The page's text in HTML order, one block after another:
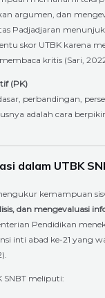
argumen, dan
Padjadjaran
skor UTBK karena
kritis (Sari,
(PK)
perbandingan,
adalah cara
dalam UTBK
kemampuan
dan mengevaluasi
Pendidikan
inti abad ke-21 yang
SNBT meliputi: